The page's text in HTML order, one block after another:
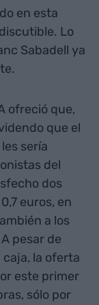
en esta
Lo
Sabadell ya
ofreció que,
que el
sería
del
dos
euros, en
a los
pesar de
la oferta
este primer
sólo por